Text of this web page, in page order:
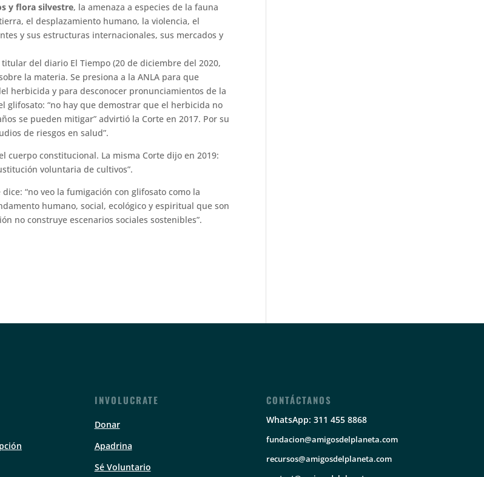
y flora silvestre, la amenaza a especies de la fauna
el desplazamiento humano, la violencia, el
y sus estructuras internacionales, sus mercados y
del diario El Tiempo (20 de diciembre del 2020,
la materia. Se presiona a la ANLA para que
herbicida y para desconocer pronunciamientos de la
glifosato: “no hay que demostrar que el herbicida no
se pueden mitigar” advirtió la Corte en 2017. Por su
de riesgos en salud”.
cuerpo constitucional. La misma Corte dijo en 2019:
voluntaria de cultivos”.
“no veo la fumigación con glifosato como la
humano, social, ecológico y espiritual que son
no construye escenarios sociales sostenibles”.
INVOLUCRATE
Donar
Apadrina
Sé Voluntario
CONTÁCTANOS
WhatsApp: 311 455 8868
fundacion@amigosdelplaneta.com
recursos@amigosdelplaneta.com